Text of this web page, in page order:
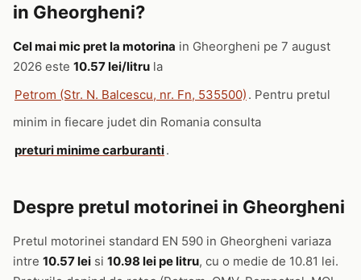
in Gheorgheni?
Cel mai mic pret la motorina in Gheorgheni pe 7 august
2026 este 10.57 lei/litru la
Petrom (Str. N. Balcescu, nr. Fn, 535500) . Pentru pretul
minim in fiecare judet din Romania consulta
preturi minime carburanti.
Despre pretul motorinei in Gheorgheni
Pretul motorinei standard EN 590 in Gheorgheni variaza
intre 10.57 lei si 10.98 lei pe litru, cu o medie de 10.81 lei.